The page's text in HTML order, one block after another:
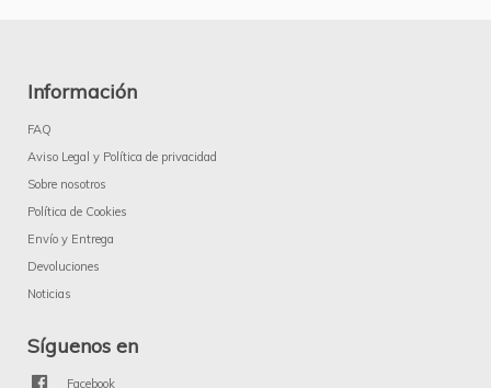
Información
FAQ
Aviso Legal y Política de privacidad
Sobre nosotros
Política de Cookies
Envío y Entrega
Devoluciones
Noticias
Síguenos en
Facebook